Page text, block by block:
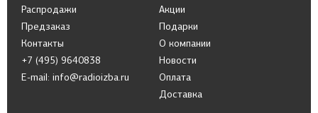
Распродажи
Предзаказ
Акции
Подарки
Контакты
+7 (495) 9640838
E-mail: info@radioizba.ru
О компании
Новости
Оплата
Доставка